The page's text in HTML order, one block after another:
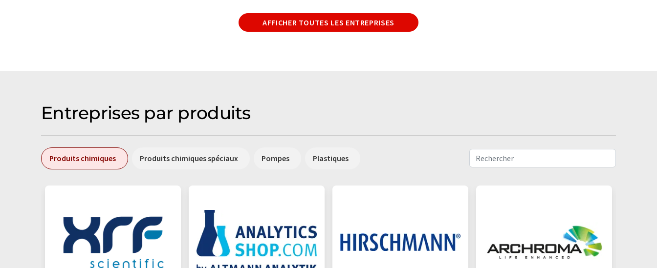
AFFICHER TOUTES LES ENTREPRISES
Entreprises par produits
Produits chimiques Produits chimiques spéciaux Pompes Plastiques